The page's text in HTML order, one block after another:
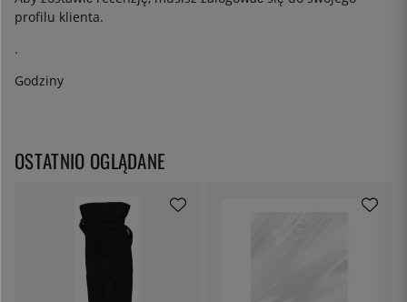
profilu klienta.
.
Godziny
OSTATNIO OGLĄDANE